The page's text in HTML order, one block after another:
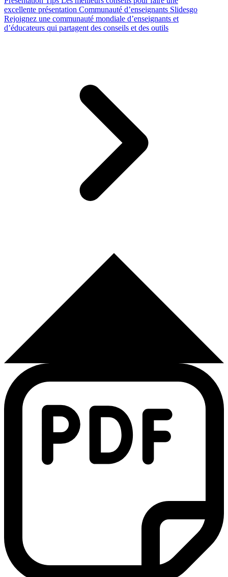
excellente présentation Communauté d’enseignants Slidesgo
Rejoignez une communauté mondiale d’enseignants et
d’éducateurs qui partagent des conseils et des outils